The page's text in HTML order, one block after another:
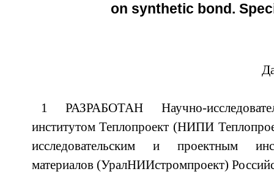
on synthetic bond.
1 РАЗРАБОТАН Научно-
институтом Теплопроект (НИПИ
исследовательским и проектным
материалов (УралНИИстромпроект)